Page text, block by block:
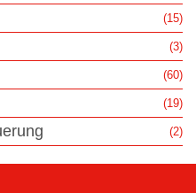
(15)
(3)
(60)
(19)
(2)